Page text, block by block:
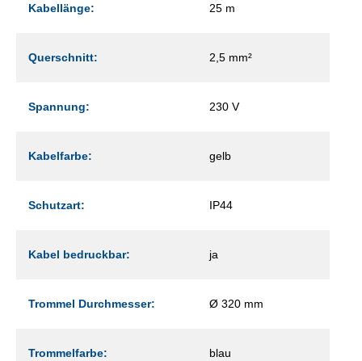
Kabellänge: 25 m
Querschnitt: 2,5 mm²
Spannung: 230 V
Kabelfarbe: gelb
Schutzart: IP44
Kabel bedruckbar: ja
Trommel Durchmesser: Ø 320 mm
Trommelfarbe: blau